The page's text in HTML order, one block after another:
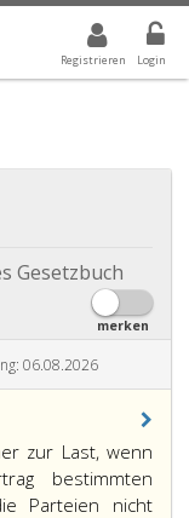
Registrieren Login
IST ALLE
Gesetzbuch
merken
06.08.2026
zur Last, wenn
bestimmten
Parteien nicht